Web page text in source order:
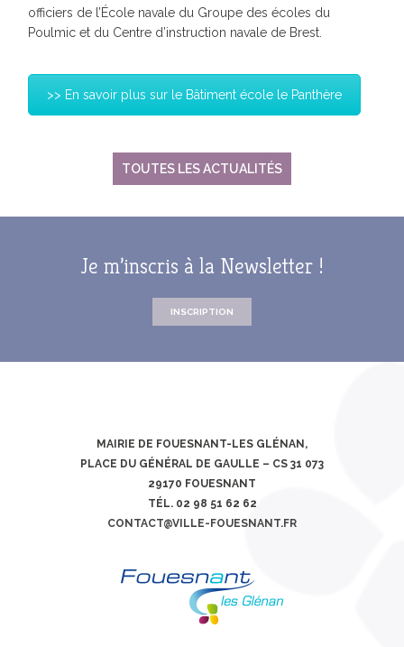
officiers de l’École navale du Groupe des écoles du
Poulmic et du Centre d’instruction navale de Brest.
>> En savoir plus sur le Bâtiment école le Panthère
TOUTES LES ACTUALITÉS
Je m’inscris à la Newsletter !
INSCRIPTION
MAIRIE DE FOUESNANT-LES GLÉNAN,
PLACE DU GÉNÉRAL DE GAULLE – CS 31 073
29170 FOUESNANT
TÉL. 02 98 51 62 62
CONTACT@VILLE-FOUESNANT.FR